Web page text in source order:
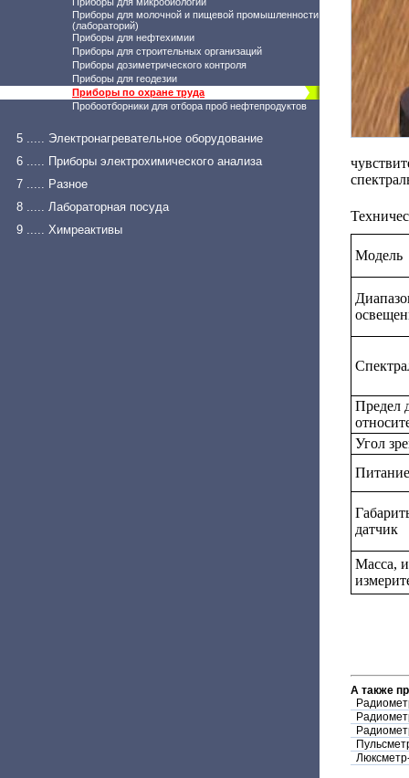
Приборы для молочной и пищевой промышленности
(лабораторий)
Приборы для нефтехимии
Приборы для строительных организаций
Приборы дозиметрического контроля
Приборы для геодезии
Приборы по охране труда
Пробоотборники для отбора проб нефтепродуктов
5 ..... Электронагревательное оборудование
6 ..... Приборы электрохимического анализа
7 ..... Разное
8 ..... Лабораторная посуда
9 ..... Химреактивы
Модель
Предел
Угол
Питание
датчик
Масса,
А также